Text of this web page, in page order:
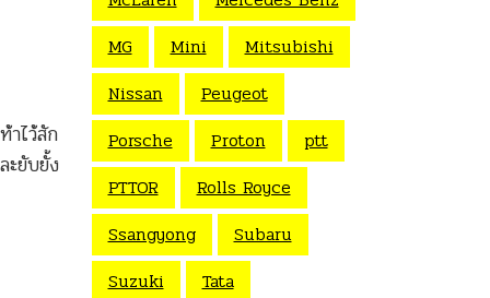
าไว้สัก
ยับยั้ง
MG
Mini
Mitsubishi
Nissan
Peugeot
Porsche
Proton
ptt
PTTOR
Rolls Royce
Ssangyong
Subaru
Suzuki
Tata